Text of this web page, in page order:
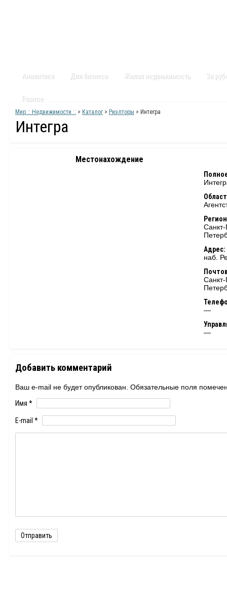
Аналитика Для бизнеса Жилая недвижимость За
Разное
Мир :: Недвижимости :: > Каталог> Риэлторы > Интегра
Интегра
Местонахождение
Санкт-
Адрес:
наб.
Санкт-
—
—
Добавить комментарий
Ваш e-mail не будет опубликован. Обязательные поля
Имя *
E-mail *